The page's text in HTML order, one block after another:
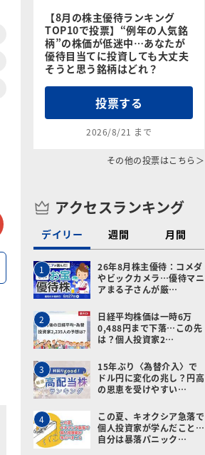
メールで送る
【8月の株主優待ランキング
TOP10で投票】“例年の人気銘
柄”の株価が低迷中…あなたが
優待目当てに投資しても大丈夫
そうと思う銘柄はどれ？
投票する
2026/8/21 まで
その他の投票はこちら＞
アクセスランキング
デイリー 週間 月間
1
26年8月株主優待：コメダ
やビックカメラ…優待マニ
アまる子さんが厳…
2
日経平均株価は一時6万
0,488円まで下落…この先
は？個人投資家2…
3
15年ぶり〈為替介入〉で
ドル円に変化の兆し？円高
の恩恵を受けやすい…
4
この夏、キオクシア急落で
個人投資家が学んだこと…
自分は暴落パニック…